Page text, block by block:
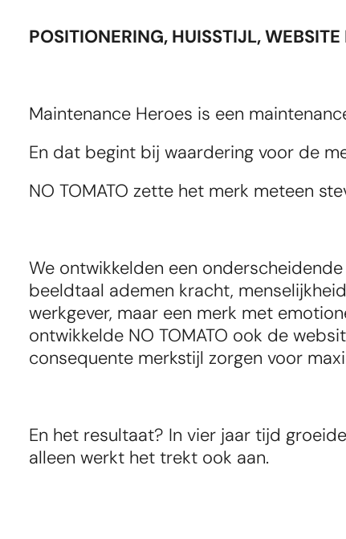
Default imagePOSITIONERING, HUISSTIJL,
Maintenance Heroes is een
En dat begint bij waardering voor de
NO TOMATO zette het merk meteen
We ontwikkelden een
beeldtaal ademen kracht,
werkgever, maar een merk met
ontwikkelde NO TOMATO ook de
consequente merkstijl zorgen voor
En het resultaat? In vier jaar tijd
alleen werkt het trekt ook aan.